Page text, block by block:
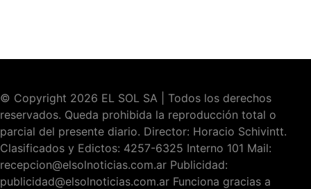
© Copyright 2026 EL SOL SA | Todos los derechos
reservados. Queda prohibida la reproducción total o
parcial del presente diario. Director: Horacio Schivintt.
Clasificados y Edictos: 4257-6325 Interno 101 Mail:
recepcion@elsolnoticias.com.ar Publicidad:
publicidad@elsolnoticias.com.ar Funciona gracias a